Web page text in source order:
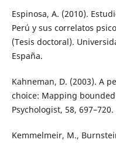
Espinosa, A. (2010).
Perú y sus correlatos
(Tesis doctoral).
España.
Kahneman, D. (2003). A
choice: Mapping
Psychologist, 58, 697–720.
Kemmelmeir, M.,